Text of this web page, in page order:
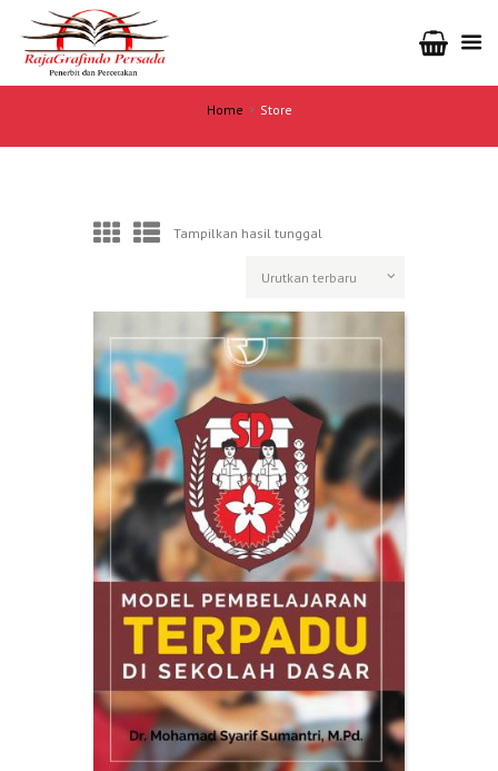
Home Store
Tampilkan hasil tunggal